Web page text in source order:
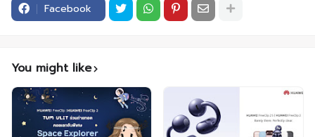
Facebook
You might like